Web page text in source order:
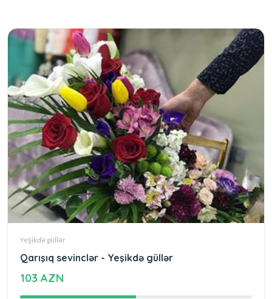
Yeşikdə güllər
Qarışıq sevinclər - Yeşikdə güllər
103 AZN